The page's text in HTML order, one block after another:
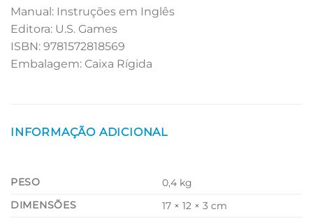
Manual: Instruções em Inglês
Editora: U.S. Games
ISBN: 9781572818569
Embalagem: Caixa Rígida
INFORMAÇÃO ADICIONAL
PESO
0,4 kg
DIMENSÕES
17 × 12 × 3 cm